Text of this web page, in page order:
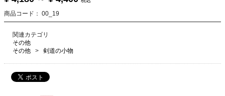
商品コード： 00_19
関連カテゴリ
その他
その他
剣道の小物